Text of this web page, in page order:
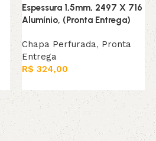
Espessura 1,5mm, 2497 X 716
Alumínio, (Pronta Entrega)
Chapa Perfurada, Pronta
Entrega
R$ 324,00